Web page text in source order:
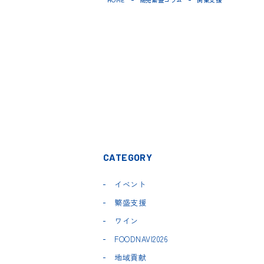
CATEGORY
イベント
繁盛支援
ワイン
FOODNAVI2026
地域貢献